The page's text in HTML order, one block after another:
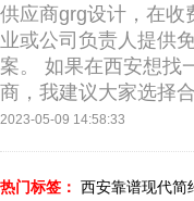
供应商grg设计，在收
业或公司负责人提供
案。 如果在西安想找
商，我建议大家选择
2023-05-09 14:58:33
热门标签： 西安靠谱现代简